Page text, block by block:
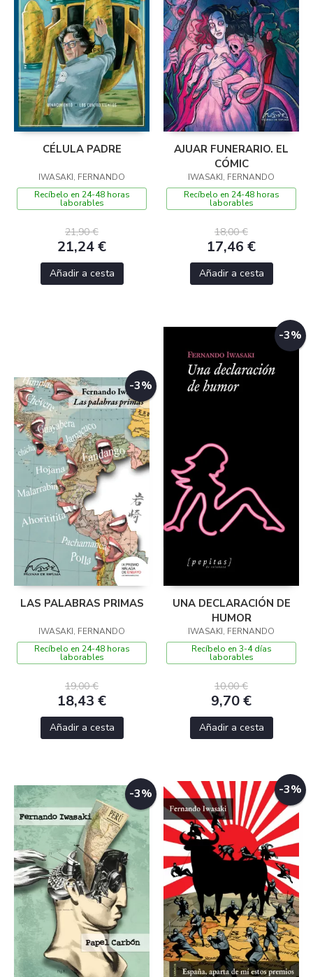
CÉLULA PADRE
IWASAKI, FERNANDO
Recíbelo en 24-48 horas
laborables
21,90 €
21,24 €
Añadir a cesta
AJUAR FUNERARIO. EL
CÓMIC
IWASAKI, FERNANDO
Recíbelo en 24-48 horas
laborables
18,00 €
17,46 €
Añadir a cesta
-3%
LAS PALABRAS PRIMAS
IWASAKI, FERNANDO
Recíbelo en 24-48 horas
laborables
19,00 €
18,43 €
Añadir a cesta
-3%
UNA DECLARACIÓN DE
HUMOR
IWASAKI, FERNANDO
Recíbelo en 3-4 días
laborables
10,00 €
9,70 €
Añadir a cesta
-3% -3%